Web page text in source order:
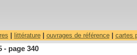
littérature| ouvrages de référence| cartes
- page 340